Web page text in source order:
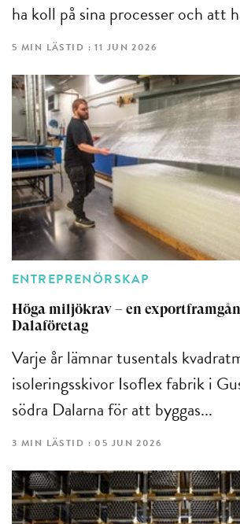
ha koll på sina processer och att
5 MIN LÄSTID : 11 JUN 2026
ENTREPRENÖRSKAP
Höga miljökrav – en
Dalaföretag
Varje år lämnar tusentals
isoleringsskivor Isoflex fabrik i
södra Dalarna för att byggas...
3 MIN LÄSTID : 05 JUN 2026